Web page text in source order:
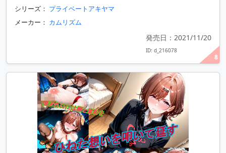
8
シリーズ： プライベートアキヤマ
メーカー： カムリズム
発売日：2021/11/20
ID: d_216078